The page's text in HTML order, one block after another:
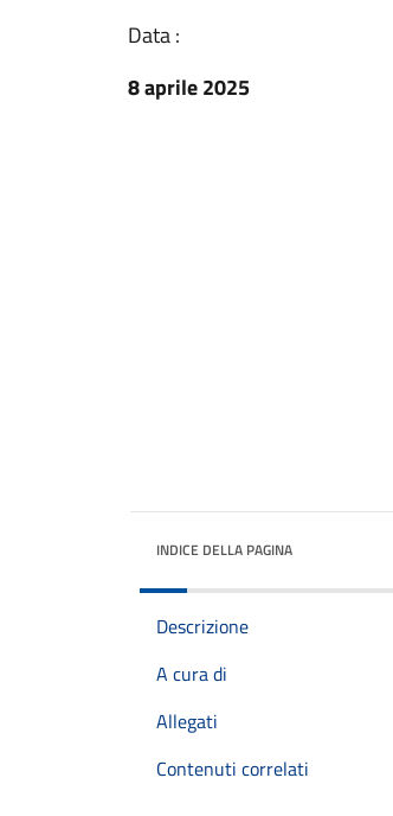
Data :
8 aprile 2025
INDICE DELLA PAGINA
Descrizione
A cura di
Allegati
Contenuti correlati